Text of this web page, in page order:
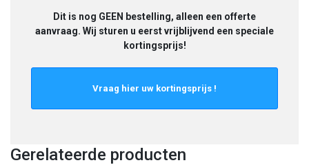
Dit is nog GEEN bestelling, alleen een offerte
aanvraag. Wij sturen u eerst vrijblijvend een speciale
kortingsprijs!
Gerelateerde producten